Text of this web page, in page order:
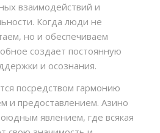
взаимодействий и
Когда люди не
но и обеспечиваем
создает постоянную
и осознания.
посредством гармонию
и предоставлением. Азино
явлением, где всякая